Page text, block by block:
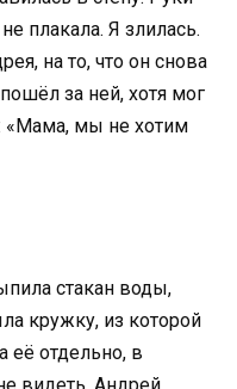
плакала. Я злилась.
на то, что он снова
за ней, хотя мог
«Мама, мы не хотим
стакан воды,
кружку, из которой
её отдельно, в
видеть. Андрей